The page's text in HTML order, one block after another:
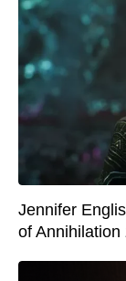
Jennifer
of